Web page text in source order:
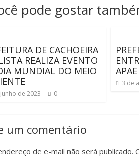
pode gostar
DE CACHOEIRA
REALIZA EVENTO
MUNDIAL DO MEIO
de 2023 0
APAE
3 de
um comentário
de e-mail não será publicado.